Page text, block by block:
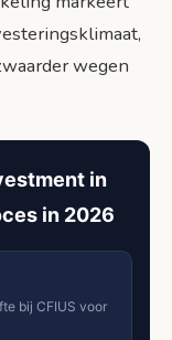
wegen
in
in 2026
bij CFIUS voor